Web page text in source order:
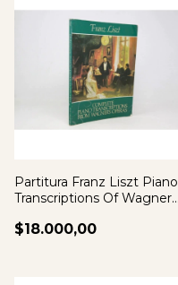
Partitura Franz Liszt Piano
Transcriptions Of Wagner
$18.000,00